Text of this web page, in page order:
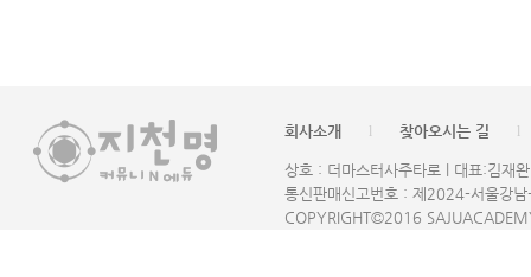
회사소개 찾아오시는 길
상호 : 더마스터사주타로 l 대표:김
통신판매신고번호 : 제2024-서울강
COPYRIGHT©2016